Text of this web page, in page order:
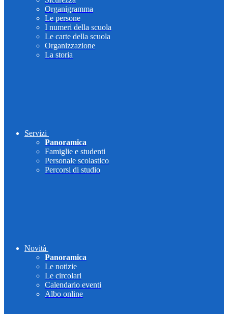
Organigramma
Le persone
I numeri della scuola
Le carte della scuola
Organizzazione
La storia
Servizi
Panoramica
Famiglie e studenti
Personale scolastico
Percorsi di studio
Novità
Panoramica
Le notizie
Le circolari
Calendario eventi
Albo online